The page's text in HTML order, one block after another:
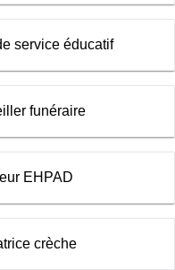
service éducatif
funéraire
EHPAD
crèche